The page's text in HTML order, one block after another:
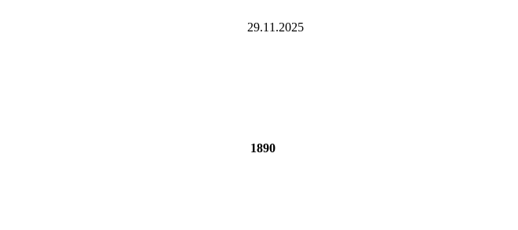
29.11.2025
1890